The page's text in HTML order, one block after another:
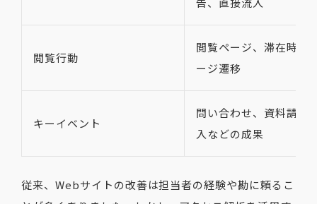
閲覧行動
閲覧ページ、滞在時間
ージ遷移
キーイベント
問い合わせ、資料請求
入などの成果
従来、Webサイトの改善は担当者の経験や勘に頼るこ